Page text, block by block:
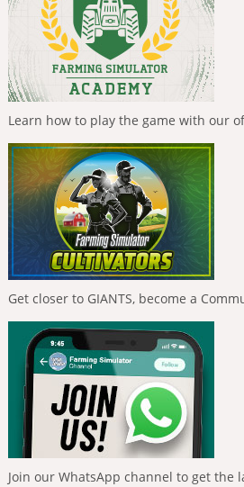
Learn how to play the game with our
Get closer to GIANTS, become a
Join our WhatsApp channel to get the